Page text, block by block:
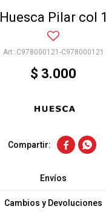
Huesca Pilar col 1
C978000121-C978000121
$ 3.000
 
Envíos
Cambios y Devoluciones